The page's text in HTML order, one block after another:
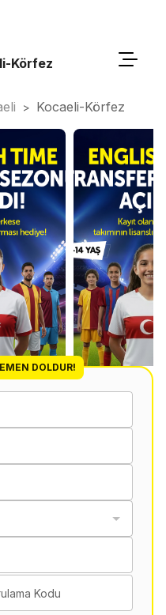
Körfez
> Kocaeli-Körfez
DOLDUR!
Kodu